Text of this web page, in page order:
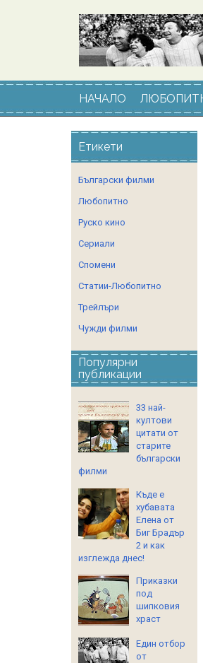
НАЧАЛО
Етикети
Български филми
Любопитно
Руско кино
Сериали
Спомени
Статии-Любопитно
Трейлъри
Чужди филми
Популярни
публикации
33 най-
култови
цитати от
старите
български
филми
Къде е
хубавата
Елена от
Биг Брадър
2 и как
изглежда днес!
Приказки
под
шипковия
храст
Един отбор
от